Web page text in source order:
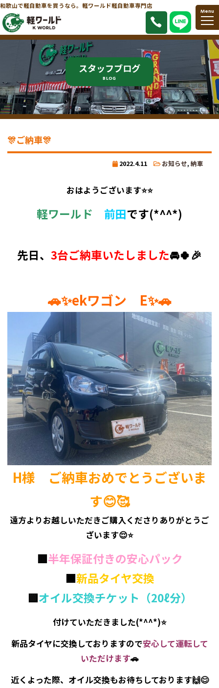
和歌山で軽自動車を買うなら。軽ワールド軽自動車専門店
Menu
スタッフブログ
BLOG
🎊ご納車🎊
2022.4.11 お知らせ, 納車
おはようございます⭐⭐
軽ワールド 前田です(*^^*)
先日、 3台ご納車いたしました🚘🍀🎉
🚗✨ekワゴン E✨🚗
H様 ご納車おめでとうございま
す😊🥰
遠方よりお越しいただきご購入くださりありがとうご
ざいます😌⭐
🟥半年保証付きの安心パック
🟧新品タイヤ交換
🟨オイル交換チケット（20ℓ分）
付けていただきました(*^^*)⭐
新品タイヤに交換しておりますので安心して運転して
いただけます🚗
近くよった際、オイル交換もお待ちしております🙌😊